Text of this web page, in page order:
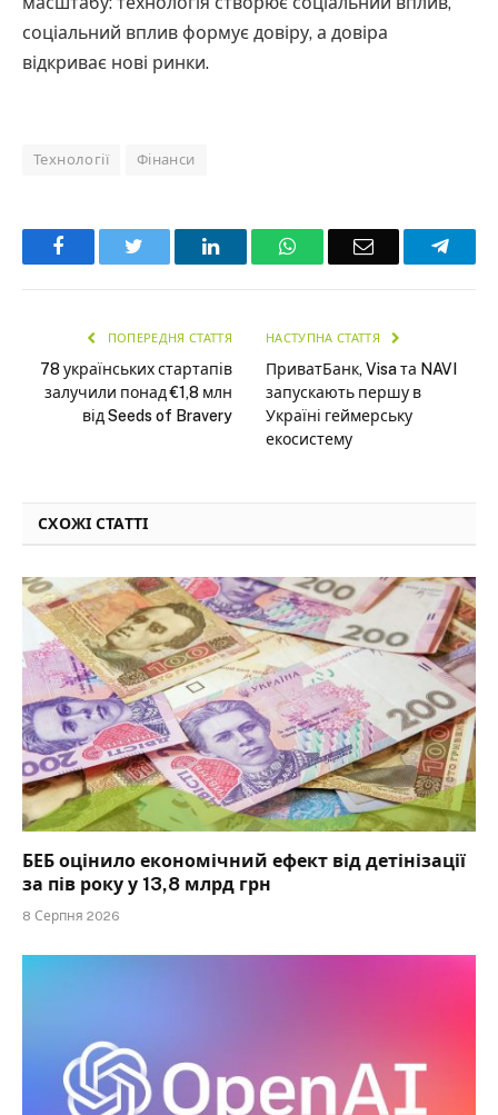
соціальний вплив формує довіру, а довіра
відкриває нові ринки.
Технології Фінанси
Facebook LinkedInWhatsAppEmail
ПОПЕРЕДНЯ СТАТТЯ
78 українських стартапів
залучили понад €1,8 млн
від Seeds of Bravery
НАСТУПНА СТАТТЯ
ПриватБанк, Visa та NAVI
запускають першу в
Україні геймерську
екосистему
СХОЖІ СТАТТІ
БЕБ оцінило економічний ефект від детінізації
за пів року у 13,8 млрд грн
8 Серпня 2026